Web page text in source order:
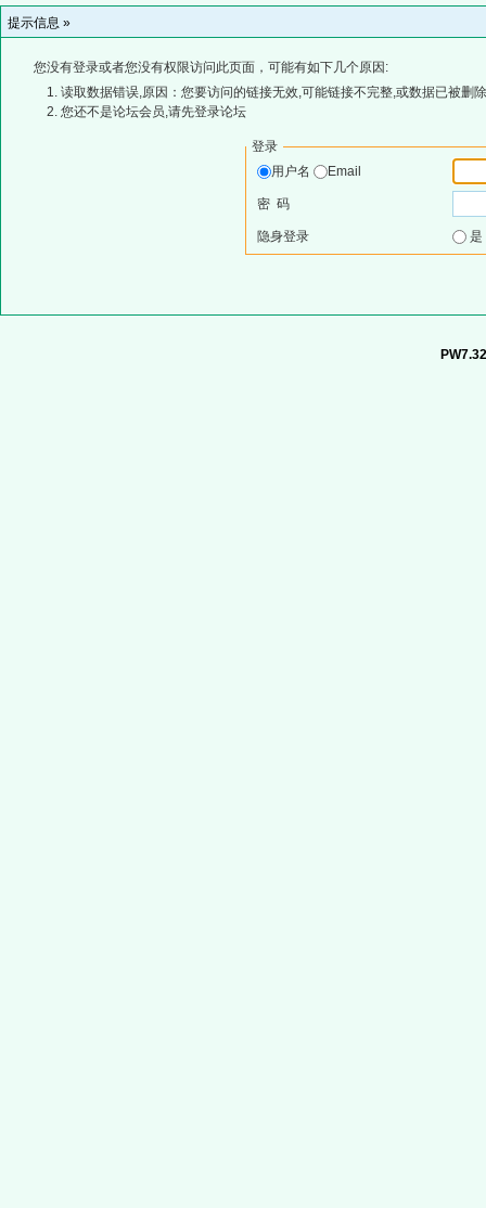
提示信息 »
您没有登录或者您没有权限访问此页面，可能有如下几个原因:
读取数据错误,原因：您要访问的链接无效,可能链接不完整,或数据已被删
您还不是论坛会员,请先登录论坛
登录
用户名
Email
密 码
隐身登录